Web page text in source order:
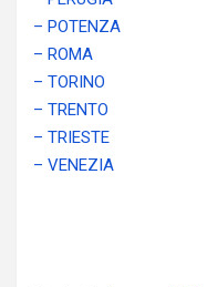
– POTENZA
– ROMA
– TORINO
– TRENTO
– TRIESTE
– VENEZIA